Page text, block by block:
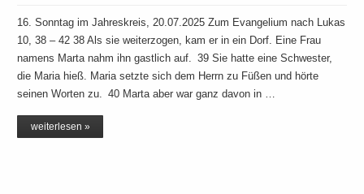
16. Sonntag im Jahreskreis, 20.07.2025 Zum Evangelium nach Lukas
10, 38 – 42 38 Als sie weiterzogen, kam er in ein Dorf. Eine Frau
namens Marta nahm ihn gastlich auf. 39 Sie hatte eine Schwester,
die Maria hieß. Maria setzte sich dem Herrn zu Füßen und hörte
seinen Worten zu. 40 Marta aber war ganz davon in …
weiterlesen »